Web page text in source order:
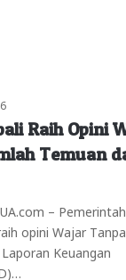
Raih Opini
Temuan
–
opini Wajar Tanpa
Keuangan